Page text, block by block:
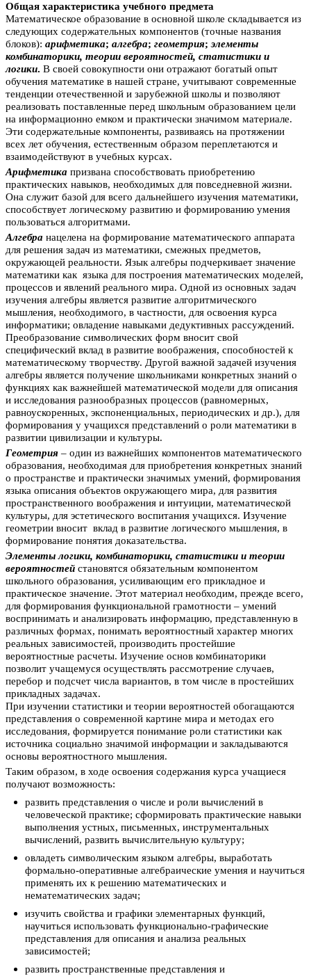
Общая характеристика учебного предмета
Математическое образование в основной школе складывается из
следующих содержательных компонентов (точные названия
блоков): арифметика; алгебра; геометрия; элементы
комбинаторики, теории вероятностей, статистики и
логики. В своей совокупности они отражают богатый опыт
обучения математике в нашей стране, учитывают современные
тенденции отечественной и зарубежной школы и позволяют
реализовать поставленные перед школьным образованием цели
на информационно емком и практически значимом материале.
Эти содержательные компоненты, развиваясь на протяжении
всех лет обучения, естественным образом переплетаются и
взаимодействуют в учебных курсах.
Арифметика призвана способствовать приобретению
практических навыков, необходимых для повседневной жизни.
Она служит базой для всего дальнейшего изучения математики,
способствует логическому развитию и формированию умения
пользоваться алгоритмами.
Алгебра нацелена на формирование математического аппарата
для решения задач из математики, смежных предметов,
окружающей реальности. Язык алгебры подчеркивает значение
математики как языка для построения математических моделей,
процессов и явлений реального мира. Одной из основных задач
изучения алгебры является развитие алгоритмического
мышления, необходимого, в частности, для освоения курса
информатики; овладение навыками дедуктивных рассуждений.
Преобразование символических форм вносит свой
специфический вклад в развитие воображения, способностей к
математическому творчеству. Другой важной задачей изучения
алгебры является получение школьниками конкретных знаний о
функциях как важнейшей математической модели для описания
и исследования разнообразных процессов (равномерных,
равноускоренных, экспоненциальных, периодических и др.), для
формирования у учащихся представлений о роли математики в
развитии цивилизации и культуры.
Геометрия – один из важнейших компонентов математического
образования, необходимая для приобретения конкретных знаний
о пространстве и практически значимых умений, формирования
языка описания объектов окружающего мира, для развития
пространственного воображения и интуиции, математической
культуры, для эстетического воспитания учащихся. Изучение
геометрии вносит вклад в развитие логического мышления, в
формирование понятия доказательства.
Элементы логики, комбинаторики, статистики и теории
вероятностей становятся обязательным компонентом
школьного образования, усиливающим его прикладное и
практическое значение. Этот материал необходим, прежде всего,
для формирования функциональной грамотности – умений
воспринимать и анализировать информацию, представленную в
различных формах, понимать вероятностный характер многих
реальных зависимостей, производить простейшие
вероятностные расчеты. Изучение основ комбинаторики
позволит учащемуся осуществлять рассмотрение случаев,
перебор и подсчет числа вариантов, в том числе в простейших
прикладных задачах.
При изучении статистики и теории вероятностей обогащаются
представления о современной картине мира и методах его
исследования, формируется понимание роли статистики как
источника социально значимой информации и закладываются
основы вероятностного мышления.
Таким образом, в ходе освоения содержания курса учащиеся
получают возможность:
развить представления о числе и роли вычислений в
человеческой практике; сформировать практические навыки
выполнения устных, письменных, инструментальных
вычислений, развить вычислительную культуру;
овладеть символическим языком алгебры, выработать
формально-оперативные алгебраические умения и научиться
применять их к решению математических и
нематематических задач;
изучить свойства и графики элементарных функций,
научиться использовать функционально-графические
представления для описания и анализа реальных
зависимостей;
развить пространственные представления и